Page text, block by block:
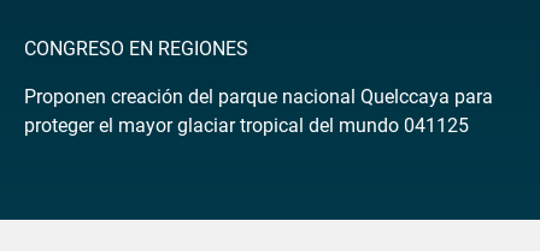
CONGRESO EN REGIONES
Proponen creación del parque nacional Quelccaya para
proteger el mayor glaciar tropical del mundo 041125